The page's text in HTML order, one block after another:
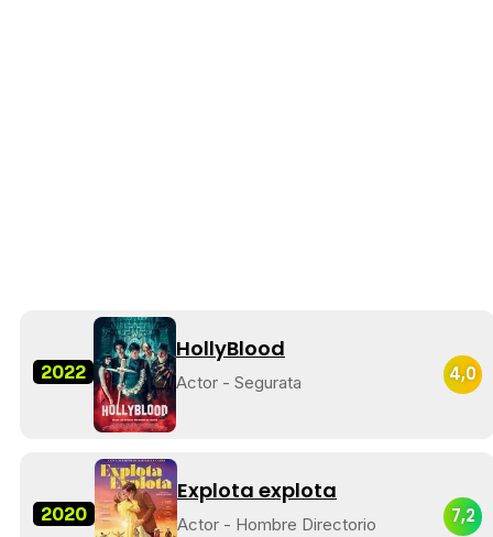
2022
HollyBlood
Actor - Segurata 4,0
2020
Explota explota
Actor - Hombre Directorio 7,2